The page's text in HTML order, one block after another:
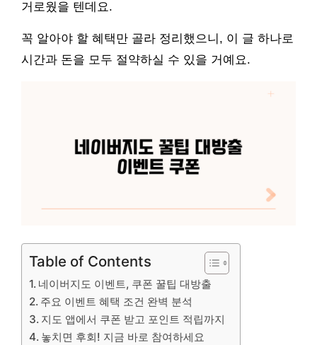
거로웠을 텐데요.
꼭 알아야 할 혜택만 골라 정리했으니, 이 글 하나로
시간과 돈을 모두 절약하실 수 있을 거예요.
Table of Contents
네이버지도 이벤트, 쿠폰 꿀팁 대방출
주요 이벤트 혜택 조건 완벽 분석
지도 앱에서 쿠폰 받고 포인트 적립까지
놓치면 후회! 지금 바로 참여하세요